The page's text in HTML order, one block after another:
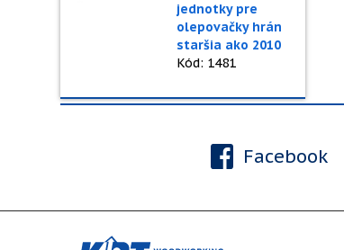
jednotky pre
olepovačky hrán
staršia ako 2010
Kód: 1481
Facebook